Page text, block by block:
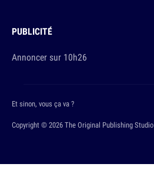
PUBLICITÉ
Annoncer sur 10h26
Copyright © 2026 The Original Publishing Studio
Et sinon, vous ça va ?